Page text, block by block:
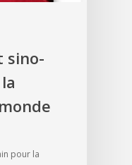
sino-
pour la